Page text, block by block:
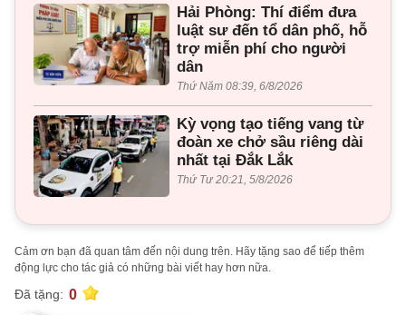
Hải Phòng: Thí điểm đưa
luật sư đến tổ dân phố, hỗ
trợ miễn phí cho người
dân
Thứ Năm 08:39, 6/8/2026
Kỳ vọng tạo tiếng vang từ
đoàn xe chở sầu riêng dài
nhất tại Đắk Lắk
Thứ Tư 20:21, 5/8/2026
Cảm ơn bạn đã quan tâm đến nội dung trên. Hãy tặng sao để tiếp thêm
động lực cho tác giả có những bài viết hay hơn nữa.
Đã tặng: 0